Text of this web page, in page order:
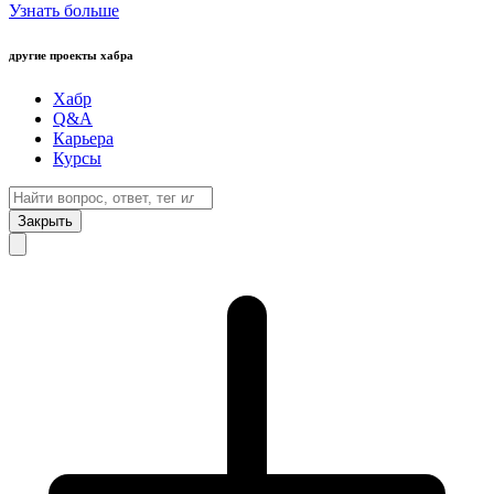
Узнать больше
другие проекты хабра
Хабр
Q&A
Карьера
Курсы
Закрыть